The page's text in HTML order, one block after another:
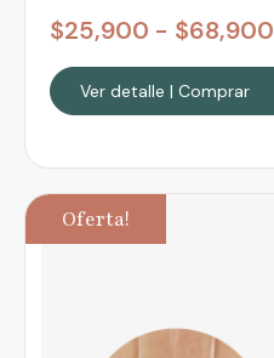
$25,900 - $68,900
Ver detalle | Comprar
Oferta!